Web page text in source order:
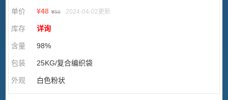
单价 ¥48 ¥50 2024-04-02更新
库存 详询
含量 98%
包装 25KG/复合编织袋
外观 白色粉状